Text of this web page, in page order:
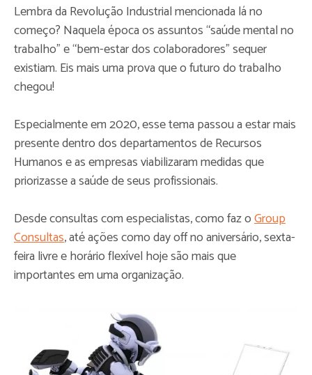
Lembra da Revolução Industrial mencionada lá no
começo? Naquela época os assuntos “saúde mental no
trabalho” e “bem-estar dos colaboradores” sequer
existiam. Eis mais uma prova que o futuro do trabalho
chegou!
Especialmente em 2020, esse tema passou a estar mais
presente dentro dos departamentos de Recursos
Humanos e as empresas viabilizaram medidas que
priorizasse a saúde de seus profissionais.
Desde consultas com especialistas, como faz oGroup
Consultas, até ações como day off no aniversário, sexta-
feira livre e horário flexível hoje são mais que
importantes em uma organização.